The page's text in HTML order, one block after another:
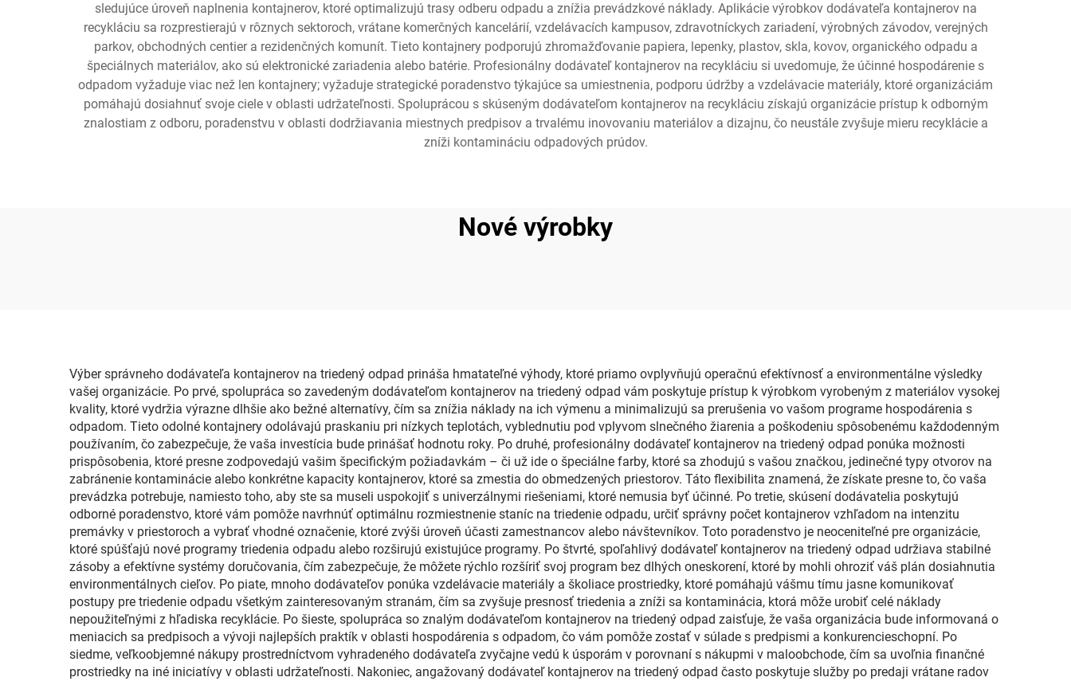
sledujúce úroveň naplnenia kontajnerov, ktoré optimalizujú trasy odberu odpadu a znížia prevádzkové náklady. Aplikácie výrobkov dodávateľa kontajnerov na
recykláciu sa rozprestierajú v rôznych sektoroch, vrátane komerčných kancelárií, vzdelávacích kampusov, zdravotníckych zariadení, výrobných závodov, verejných
parkov, obchodných centier a rezidenčných komunít. Tieto kontajnery podporujú zhromažďovanie papiera, lepenky, plastov, skla, kovov, organického odpadu a
špeciálnych materiálov, ako sú elektronické zariadenia alebo batérie. Profesionálny dodávateľ kontajnerov na recykláciu si uvedomuje, že účinné hospodárenie s
odpadom vyžaduje viac než len kontajnery; vyžaduje strategické poradenstvo týkajúce sa umiestnenia, podporu údržby a vzdelávacie materiály, ktoré organizáciám
pomáhajú dosiahnuť svoje ciele v oblasti udržateľnosti. Spoluprácou s skúseným dodávateľom kontajnerov na recykláciu získajú organizácie prístup k odborným
znalostiam z odboru, poradenstvu v oblasti dodržiavania miestnych predpisov a trvalému inovovaniu materiálov a dizajnu, čo neustále zvyšuje mieru recyklácie a
zníži kontamináciu odpadových prúdov.
Nové výrobky
Výber správneho dodávateľa kontajnerov na triedený odpad prináša hmatateľné výhody, ktoré priamo ovplyvňujú operačnú efektívnosť a environmentálne výsledky
vašej organizácie. Po prvé, spolupráca so zavedeným dodávateľom kontajnerov na triedený odpad vám poskytuje prístup k výrobkom vyrobeným z materiálov vysokej
kvality, ktoré vydržia výrazne dlhšie ako bežné alternatívy, čím sa znížia náklady na ich výmenu a minimalizujú sa prerušenia vo vašom programe hospodárenia s
odpadom. Tieto odolné kontajnery odolávajú praskaniu pri nízkych teplotách, vyblednutiu pod vplyvom slnečného žiarenia a poškodeniu spôsobenému každodenným
používaním, čo zabezpečuje, že vaša investícia bude prinášať hodnotu roky. Po druhé, profesionálny dodávateľ kontajnerov na triedený odpad ponúka možnosti
prispôsobenia, ktoré presne zodpovedajú vašim špecifickým požiadavkám – či už ide o špeciálne farby, ktoré sa zhodujú s vašou značkou, jedinečné typy otvorov na
zabránenie kontaminácie alebo konkrétne kapacity kontajnerov, ktoré sa zmestia do obmedzených priestorov. Táto flexibilita znamená, že získate presne to, čo vaša
prevádzka potrebuje, namiesto toho, aby ste sa museli uspokojiť s univerzálnymi riešeniami, ktoré nemusia byť účinné. Po tretie, skúsení dodávatelia poskytujú
odborné poradenstvo, ktoré vám pomôže navrhnúť optimálnu rozmiestnenie staníc na triedenie odpadu, určiť správny počet kontajnerov vzhľadom na intenzitu
premávky v priestoroch a vybrať vhodné označenie, ktoré zvýši úroveň účasti zamestnancov alebo návštevníkov. Toto poradenstvo je neoceniteľné pre organizácie,
ktoré spúšťajú nové programy triedenia odpadu alebo rozširujú existujúce programy. Po štvrté, spoľahlivý dodávateľ kontajnerov na triedený odpad udržiava stabilné
zásoby a efektívne systémy doručovania, čím zabezpečuje, že môžete rýchlo rozšíriť svoj program bez dlhých oneskorení, ktoré by mohli ohroziť váš plán dosiahnutia
environmentálnych cieľov. Po piate, mnoho dodávateľov ponúka vzdelávacie materiály a školiace prostriedky, ktoré pomáhajú vášmu tímu jasne komunikovať
postupy pre triedenie odpadu všetkým zainteresovaným stranám, čím sa zvyšuje presnosť triedenia a zníži sa kontaminácia, ktorá môže urobiť celé náklady
nepoužiteľnými z hľadiska recyklácie. Po šieste, spolupráca so znalým dodávateľom kontajnerov na triedený odpad zaisťuje, že vaša organizácia bude informovaná o
meniacich sa predpisoch a vývoji najlepších praktík v oblasti hospodárenia s odpadom, čo vám pomôže zostať v súlade s predpismi a konkurencieschopní. Po
siedme, veľkoobjemné nákupy prostredníctvom vyhradeného dodávateľa zvyčajne vedú k úsporám v porovnaní s nákupmi v maloobchode, čím sa uvoľnia finančné
prostriedky na iné iniciatívy v oblasti udržateľnosti. Nakoniec, angažovaný dodávateľ kontajnerov na triedený odpad často poskytuje služby po predaji vrátane radov